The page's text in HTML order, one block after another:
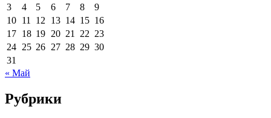
3
4 5 6 7 8
9
10 11 12 13 14 15 16
17 18 19 20 21 22 23
24 25 26 27 28 29 30
31
« Май
Рубрики